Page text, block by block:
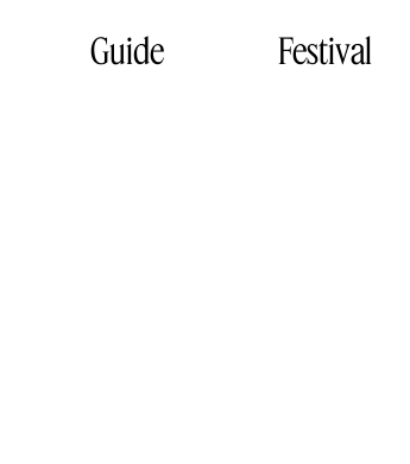
Guide Festival